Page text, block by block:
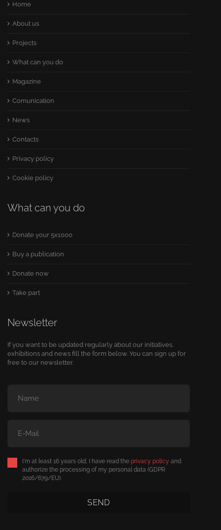
Home
About us
Projects
What can you do
Magazine
Comunication
News
Contacts
Privacy policy
Cookie policy
What can you do
Donate your 5x1000
Buy a publication
Donate now
Take part
Newsletter
If you want to be updated regularly about our initiatives,
exhibitions and news fill the form below. You can sign up for
free to our newsletter.
I'm at least 16 years old, I have read the privacy policy and
authorize the processing of my personal data (GDPR
2016/679/EU).